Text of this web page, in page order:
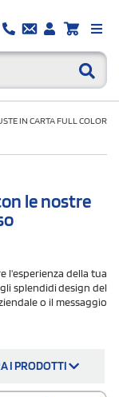
IN CARTA FULL COLOR
le nostre
l'esperienza della tua
splendidi design del
o il messaggio
I PRODOTTI